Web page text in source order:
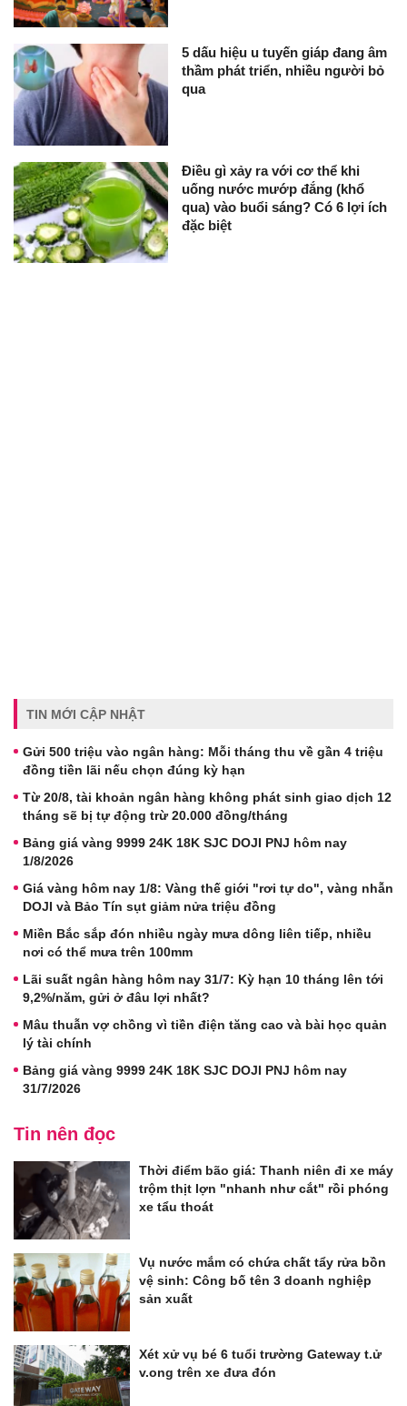
5 dấu hiệu u tuyến giáp đang âm
thầm phát triển, nhiều người bỏ
qua
Điều gì xảy ra với cơ thể khi
uống nước mướp đắng (khổ
qua) vào buổi sáng? Có 6 lợi ích
đặc biệt
TIN MỚI CẬP NHẬT
Gửi 500 triệu vào ngân hàng: Mỗi tháng thu về gần 4 triệu
đồng tiền lãi nếu chọn đúng kỳ hạn
Từ 20/8, tài khoản ngân hàng không phát sinh giao dịch 12
tháng sẽ bị tự động trừ 20.000 đồng/tháng
Bảng giá vàng 9999 24K 18K SJC DOJI PNJ hôm nay
1/8/2026
Giá vàng hôm nay 1/8: Vàng thế giới "rơi tự do", vàng nhẫn
DOJI và Bảo Tín sụt giảm nửa triệu đồng
Miền Bắc sắp đón nhiều ngày mưa dông liên tiếp, nhiều
nơi có thể mưa trên 100mm
Lãi suất ngân hàng hôm nay 31/7: Kỳ hạn 10 tháng lên tới
9,2%/năm, gửi ở đâu lợi nhất?
Mâu thuẫn vợ chồng vì tiền điện tăng cao và bài học quản
lý tài chính
Bảng giá vàng 9999 24K 18K SJC DOJI PNJ hôm nay
31/7/2026
Tin nên đọc
Thời điểm bão giá: Thanh niên đi xe máy
trộm thịt lợn "nhanh như cắt" rồi phóng
xe tẩu thoát
Vụ nước mắm có chứa chất tẩy rửa bồn
vệ sinh: Công bố tên 3 doanh nghiệp
sản xuất
Xét xử vụ bé 6 tuổi trường Gateway t.ử
v.ong trên xe đưa đón